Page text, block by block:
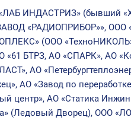
ИНДАСТРИЗ» (бывший
«РАДИОПРИБОР»», ООО
(ООО
«61 БТРЗ, АО «СПАРК», АО
АО
АО «Завод по
центр», АО «Статика
(Ледовый Дворец), ООО